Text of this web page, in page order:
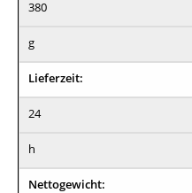
380
g
Lieferzeit:
24
h
Nettogewicht: